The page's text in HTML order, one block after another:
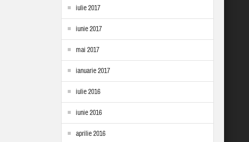
iulie 2017
iunie 2017
mai 2017
ianuarie 2017
iulie 2016
iunie 2016
aprilie 2016